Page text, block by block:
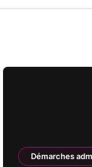
Démarches